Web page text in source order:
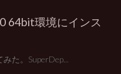
64bit環境にインス
た。SuperDep...